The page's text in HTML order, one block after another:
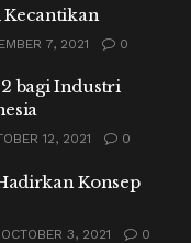
7, 2021 0
bagi Industri
12, 2021 0
Konsep
3, 2021 0